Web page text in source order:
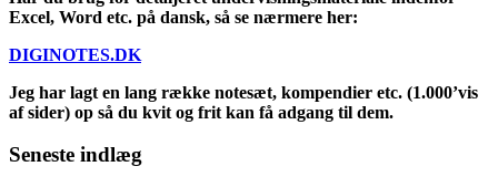
Excel, Word etc. på dansk, så se nærmere her:
DIGINOTES.DK
Jeg har lagt en lang række notesæt, kompendier etc. (1.000’vis
af sider) op så du kvit og frit kan få adgang til dem.
Seneste indlæg